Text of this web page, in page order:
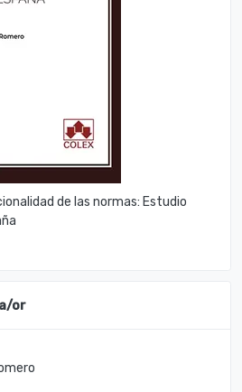
de las normas: Estudio
or